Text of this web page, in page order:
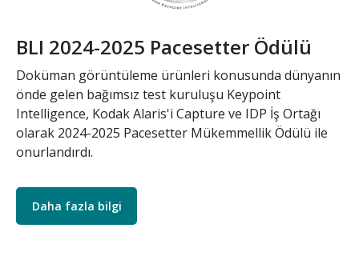
BLI 2024-2025 Pacesetter Ödülü
Doküman görüntüleme ürünleri konusunda dünyanın
önde gelen bağımsız test kuruluşu Keypoint
Intelligence, Kodak Alaris'i Capture ve IDP İş Ortağı
olarak 2024-2025 Pacesetter Mükemmellik Ödülü ile
onurlandırdı.
Daha fazla bilgi